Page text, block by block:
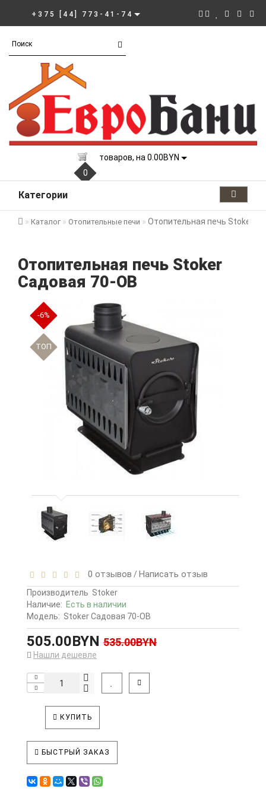
+375 [44] 773-41-74
0
товаров, на 0.00BYN
Категории
Каталог Отопительные печи Отопительная печь Stoker
Отопительная печь Stoker
Cадовая 70-ОВ
-6%
TOП
0 отзывов /Написать отзыв
Производитель Stoker
Наличие: Есть в наличии
Модель: Stoker Cадовая 70-ОВ
505.00BYN 535.00BYN
Нашли дешевле
КУПИТЬ
БЫСТРЫЙ ЗАКАЗ